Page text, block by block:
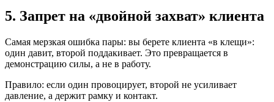
5. Запрет на «двойной захват» клиента
Самая мерзкая ошибка пары: вы берете клиента «в клещи»:
один давит, второй поддакивает. Это превращается в
демонстрацию силы, а не в работу.
Правило: если один провоцирует, второй не усиливает
давление, а держит рамку и контакт.